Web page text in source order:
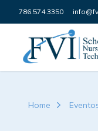
Skip to content
786.574.3350
FVI School of
Home